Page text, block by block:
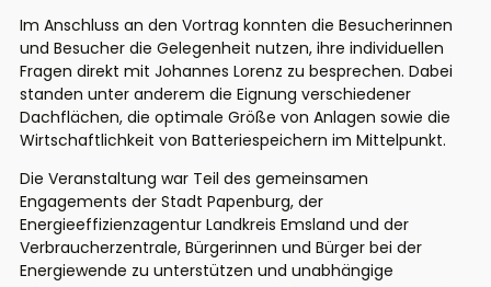
Im Anschluss an den Vortrag konnten die Besucherinnen
und Besucher die Gelegenheit nutzen, ihre individuellen
Fragen direkt mit Johannes Lorenz zu besprechen. Dabei
standen unter anderem die Eignung verschiedener
Dachflächen, die optimale Größe von Anlagen sowie die
Wirtschaftlichkeit von Batteriespeichern im Mittelpunkt.
Die Veranstaltung war Teil des gemeinsamen
Engagements der Stadt Papenburg, der
Energieeffizienzagentur Landkreis Emsland und der
Verbraucherzentrale, Bürgerinnen und Bürger bei der
Energiewende zu unterstützen und unabhängige